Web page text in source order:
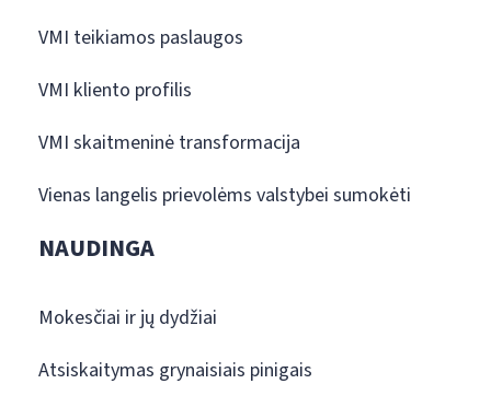
VMI teikiamos paslaugos
VMI kliento profilis
VMI skaitmeninė transformacija
Vienas langelis prievolėms valstybei sumokėti
NAUDINGA
Mokesčiai ir jų dydžiai
Atsiskaitymas grynaisiais pinigais